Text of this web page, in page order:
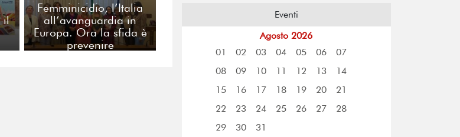
il
Femminicidio, l’Italia
all’avanguardia in
Europa. Ora la sfida è
prevenire
Eventi
Agosto 2026
01
02 03 04 05 06
07
08
09 10 11 12 13
14
15
16 17 18 19 20
21
22
23 24 25 26 27
28
29
30 31